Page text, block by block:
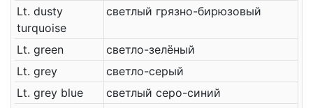
Lt. dusty
turquoise
светлый грязно-бирюзовый
Lt. green
светло-зелёный
Lt. grey
светло-серый
Lt. grey blue
светлый серо-синий